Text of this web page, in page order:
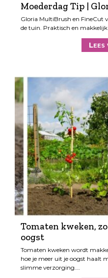
Moederdag Tip |
Gloria MultiBrush en FineCut
de tuin. Praktisch en
Tomaten kweken,
oogst
Tomaten kweken wordt
hoe je meer uit je oogst haalt
slimme verzorging.…